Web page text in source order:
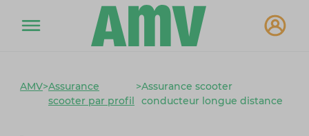
AMV>Assurance
scooter par profil
>Assurance scooter
conducteur longue distance